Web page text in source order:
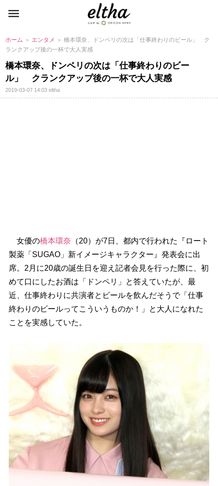
ホーム ＞ エンタメ ＞ 橋本環奈、ドンペリの次は「仕事終わりのビール」 ク
ランクアップ後の一杯で大人実感
橋本環奈、ドンペリの次は「仕事終わりのビー
ル」 クランクアップ後の一杯で大人実感
2019-03-07 14:03eltha
女優の橋本環奈 （20）が7日、都内で行われた『ロート
製薬「SUGAO」新イメージキャラクター』発表会に出
席。2月に20歳の誕生日を迎え記者会見を行った際に、初
めて口にしたお酒は「ドンペリ」と答えていたが、最
近、仕事終わりに共演者とビールを飲んだそうで「仕事
終わりのビールってこういうものか！」と大人になれた
ことを実感していた。